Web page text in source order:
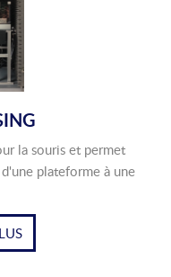
la souris et permet
plateforme à une